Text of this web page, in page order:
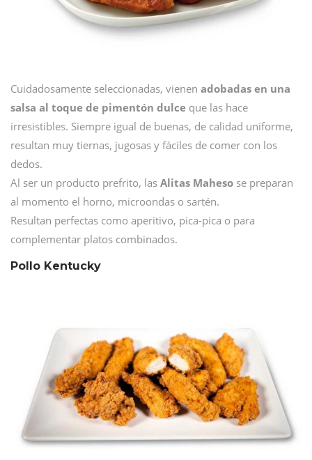
Cuidadosamente seleccionadas, vienen adobadas en una
salsa al toque de pimentón dulce que las hace
irresistibles. Siempre igual de buenas, de calidad uniforme,
resultan muy tiernas, jugosas y fáciles de comer con los
dedos.
Al ser un producto prefrito, las Alitas Maheso se preparan
al momento el horno, microondas o sartén.
Resultan perfectas como aperitivo, pica-pica o para
complementar platos combinados.
Pollo Kentucky